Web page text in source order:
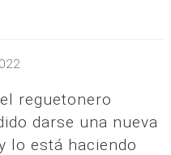
reguetonero
darse una nueva
lo está haciendo